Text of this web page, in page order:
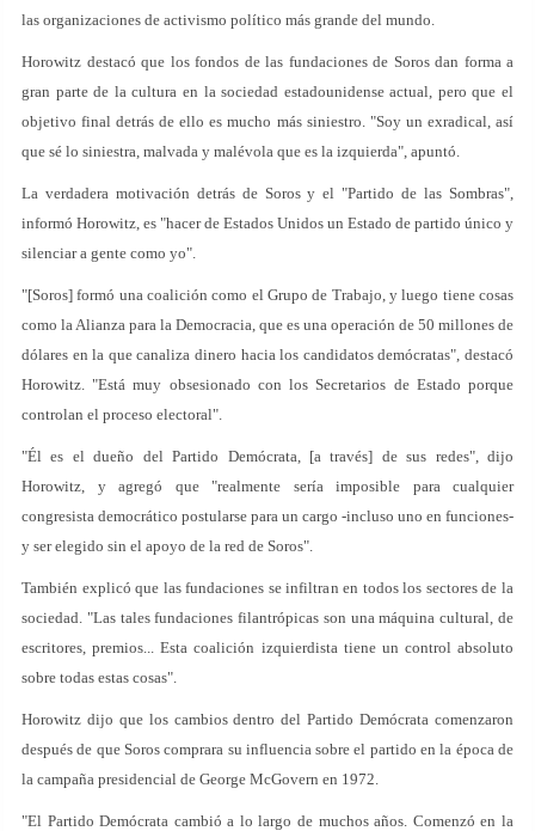
las organizaciones de activismo político más grande del mundo.
Horowitz destacó que los fondos de las fundaciones de Soros dan forma a
gran parte de la cultura en la sociedad estadounidense actual, pero que el
objetivo final detrás de ello es mucho más siniestro. "Soy un exradical, así
que sé lo siniestra, malvada y malévola que es la izquierda", apuntó.
La verdadera motivación detrás de Soros y el "Partido de las Sombras",
informó Horowitz, es "hacer de Estados Unidos un Estado de partido único y
silenciar a gente como yo".
"[Soros] formó una coalición como el Grupo de Trabajo, y luego tiene cosas
como la Alianza para la Democracia, que es una operación de 50 millones de
dólares en la que canaliza dinero hacia los candidatos demócratas", destacó
Horowitz. "Está muy obsesionado con los Secretarios de Estado porque
controlan el proceso electoral".
"Él es el dueño del Partido Demócrata, [a través] de sus redes", dijo
Horowitz, y agregó que "realmente sería imposible para cualquier
congresista democrático postularse para un cargo -incluso uno en funciones-
y ser elegido sin el apoyo de la red de Soros".
También explicó que las fundaciones se infiltran en todos los sectores de la
sociedad. "Las tales fundaciones filantrópicas son una máquina cultural, de
escritores, premios... Esta coalición izquierdista tiene un control absoluto
sobre todas estas cosas".
Horowitz dijo que los cambios dentro del Partido Demócrata comenzaron
después de que Soros comprara su influencia sobre el partido en la época de
la campaña presidencial de George McGovern en 1972.
"El Partido Demócrata cambió a lo largo de muchos años. Comenzó en la